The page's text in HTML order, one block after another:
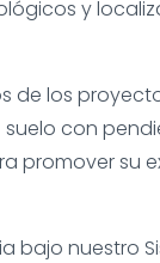
y
de los
con
promover su
bajo nuestro